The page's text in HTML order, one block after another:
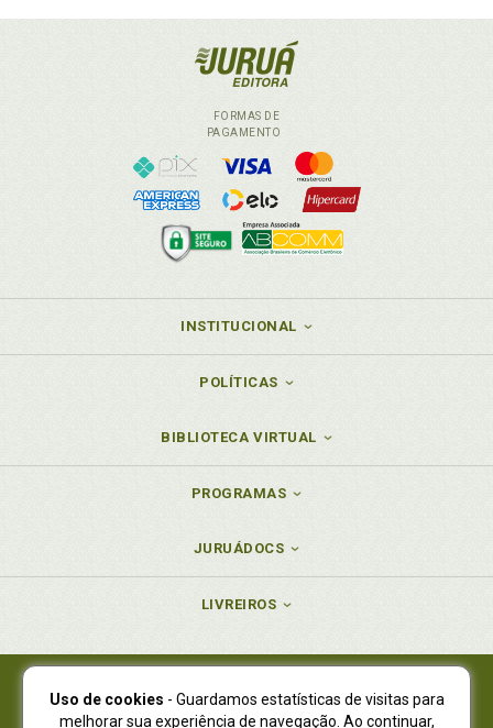
FORMAS DE
PAGAMENTO
INSTITUCIONAL
POLÍTICAS
BIBLIOTECA VIRTUAL
PROGRAMAS
JURUÁDOCS
LIVREIROS
Juruá Editora Ltda., CNPJ 77.535.508/0001-19
Uso de cookies - Guardamos estatísticas de visitas para
melhorar sua experiência de navegação. Ao continuar,